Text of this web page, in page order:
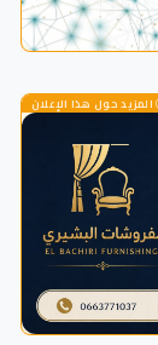
المزيد حول هذا الإعلان